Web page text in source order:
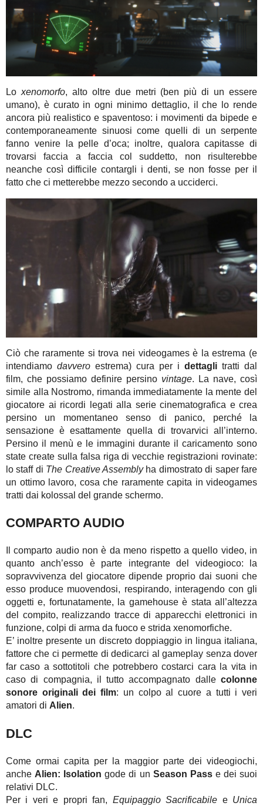
Lo xenomorfo, alto oltre due metri (ben più di un essere
umano), è curato in ogni minimo dettaglio, il che lo rende
ancora più realistico e spaventoso: i movimenti da bipede e
contemporaneamente sinuosi come quelli di un serpente
fanno venire la pelle d’oca; inoltre, qualora capitasse di
trovarsi faccia a faccia col suddetto, non risulterebbe
neanche così difficile contargli i denti, se non fosse per il
fatto che ci metterebbe mezzo secondo a ucciderci.
Ciò che raramente si trova nei videogames è la estrema (e
intendiamo davvero estrema) cura per i dettagli tratti dal
film, che possiamo definire persino vintage. La nave, così
simile alla Nostromo, rimanda immediatamente la mente del
giocatore ai ricordi legati alla serie cinematografica e crea
persino un momentaneo senso di panico, perché la
sensazione è esattamente quella di trovarvici all’interno.
Persino il menù e le immagini durante il caricamento sono
state create sulla falsa riga di vecchie registrazioni rovinate:
lo staff di The Creative Assembly ha dimostrato di saper fare
un ottimo lavoro, cosa che raramente capita in videogames
tratti dai kolossal del grande schermo.
COMPARTO AUDIO
Il comparto audio non è da meno rispetto a quello video, in
quanto anch’esso è parte integrante del videogioco: la
sopravvivenza del giocatore dipende proprio dai suoni che
esso produce muovendosi, respirando, interagendo con gli
oggetti e, fortunatamente, la gamehouse è stata all’altezza
del compito, realizzando tracce di apparecchi elettronici in
funzione, colpi di arma da fuoco e strida xenomorfiche.
E’ inoltre presente un discreto doppiaggio in lingua italiana,
fattore che ci permette di dedicarci al gameplay senza dover
far caso a sottotitoli che potrebbero costarci cara la vita in
caso di compagnia, il tutto accompagnato dalle colonne
sonore originali dei film: un colpo al cuore a tutti i veri
amatori di Alien.
DLC
Come ormai capita per la maggior parte dei videogiochi,
anche Alien: Isolation gode di un Season Passe dei suoi
relativi DLC.
Per i veri e propri fan, Equipaggio Sacrificabile e Unica